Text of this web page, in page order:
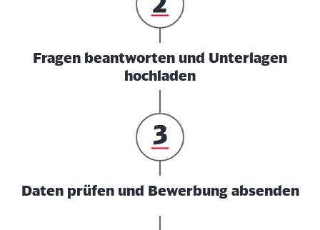
Fragen beantworten und Unterlagen
hochladen
Daten prüfen und Bewerbung absenden